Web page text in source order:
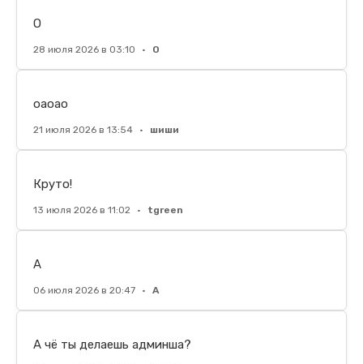
О
28 июля 2026 в 03:10 • О
оаоао
21 июля 2026 в 13:54 • шиши
Круто!
13 июля 2026 в 11:02 • tgreen
А
06 июля 2026 в 20:47 • А
А чё ты делаешь админша?